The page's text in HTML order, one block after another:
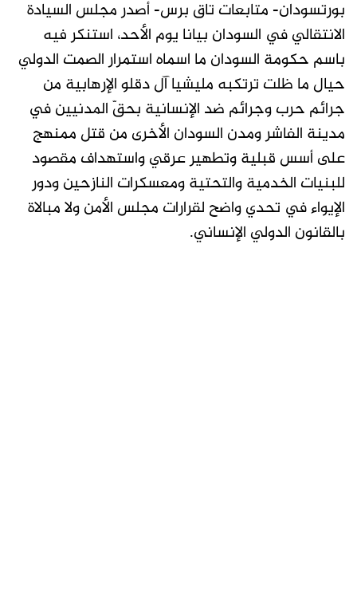
بورتسودان- متابعات تاق برس- أصدر مجلس السيادة
الانتقالي في السودان بيانا يوم الأحد، استنكر فيه
باسم حكومة السودان ما اسماه استمرار الصمت الدولي
حيال ما ظلت ترتكبه مليشيا آل دقلو الإرهابية من
جرائم حرب وجرائم ضد الإنسانية بحقّ المدنيين في
مدينة الفاشر ومدن السودان الأخرى من قتل ممنهج
على أسس قبلية وتطهير عرقي واستهداف مقصود
للبنيات الخدمية والتحتية ومعسكرات النازحين ودور
الإيواء في تحدي واضح لقرارات مجلس الأمن ولا مبالاة
بالقانون الدولي الإنساني.